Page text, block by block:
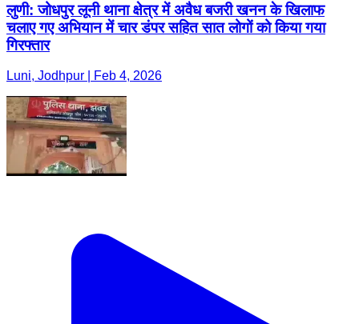
लुणी: जोधपुर लूनी थाना क्षेत्र में अवैध बजरी खनन के खिलाफ
चलाए गए अभियान में चार डंपर सहित सात लोगों को किया गया
गिरफ्तार
Luni, Jodhpur | Feb 4, 2026